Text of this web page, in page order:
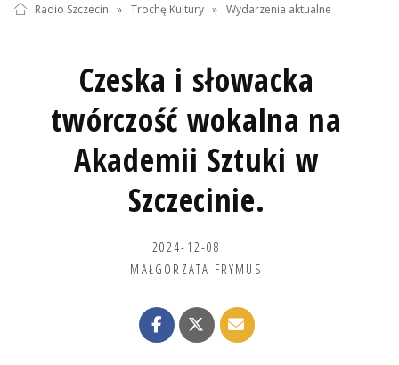
Radio Szczecin » Trochę Kultury » Wydarzenia aktualne
Czeska i słowacka
twórczość wokalna na
Akademii Sztuki w
Szczecinie.
2024-12-08
MAŁGORZATA FRYMUS